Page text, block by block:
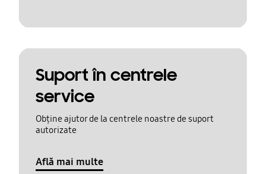
Suport în centrele
service
Obține ajutor de la centrele noastre de suport
autorizate
Află mai multe